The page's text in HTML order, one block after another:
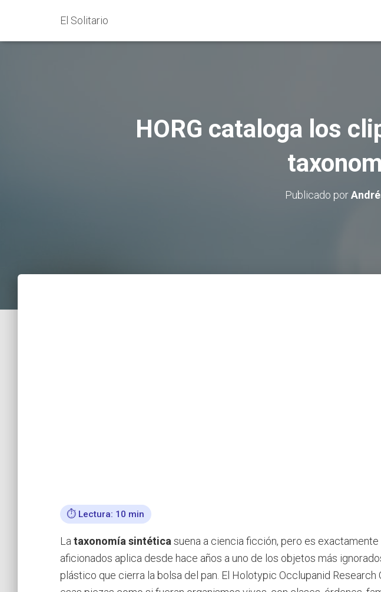
El Solitario
HORG cataloga los
Publicado por
⏱️ Lectura: 10 min
La taxonomía sintética suena a ciencia ficción, pero es exactamente
aficionados aplica desde hace años a uno de los objetos más
plástico que cierra la bolsa del pan. El Holotypic Occlupanid Research